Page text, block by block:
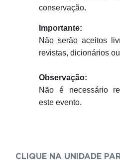
conservação.
Importante:
Não serão aceitos
revistas, dicionários
Observação:
Não é necessário
este evento.
CLIQUE NA UNIDADE